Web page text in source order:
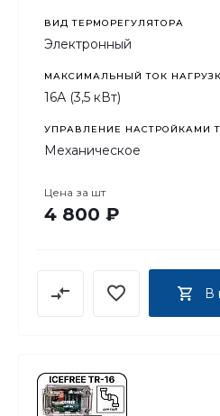
ВИД ТЕРМОРЕГУЛЯТОРА
Электронный
МАКСИМАЛЬНЫЙ ТОК
16А (3,5 кВт)
УПРАВЛЕНИЕ НАСТРОЙКАМИ
Механическое
Цена за шт
4 800 ₽
В